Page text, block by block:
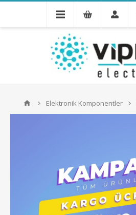
Elektronik Komponentler